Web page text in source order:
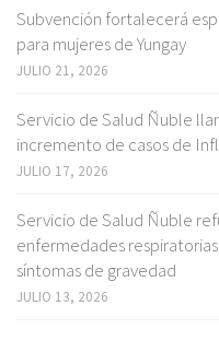
Subvención fortalecerá
para mujeres de Yungay
JULIO 21, 2026
Servicio de Salud Ñuble
incremento de casos de
JULIO 17, 2026
Servicio de Salud Ñuble
enfermedades
síntomas de gravedad
JULIO 13, 2026